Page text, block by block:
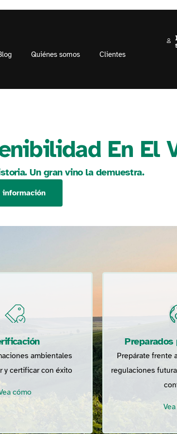
Quiénes somos Clientes
En El
Un gran vino la demuestra.
información
ambientales
y certificar con éxito
cómo
Preparados
Prepárate frente
regulaciones